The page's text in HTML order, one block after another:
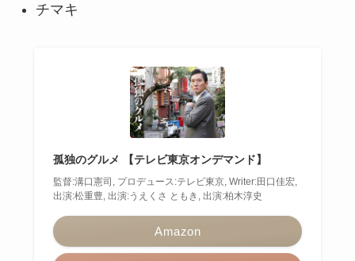
チマキ
孤独のグルメ 【テレビ東京オンデマンド】
監督:溝口憲司, プロデュース:テレビ東京, Writer:田口佳宏,
出演:松重豊, 出演:うえくさ ともき, 出演:柏木淳史
Amazon